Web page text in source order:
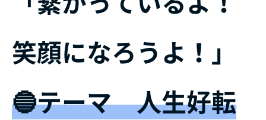
笑顔になろうよ！」
🔵テーマ 人生好転